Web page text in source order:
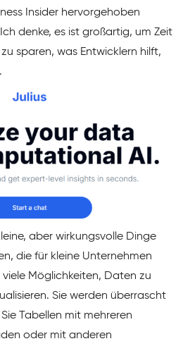
Insider hervorgehoben
denke, es ist großartig, um Zeit
sparen, was Entwicklern hilft,
aber wirkungsvolle Dinge
die für kleine Unternehmen
viele Möglichkeiten, Daten zu
Sie werden überrascht
Tabellen mit mehreren
oder mit anderen